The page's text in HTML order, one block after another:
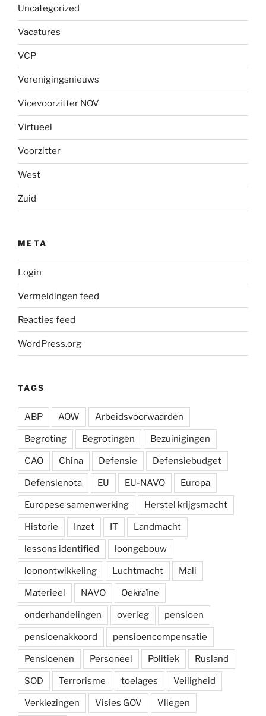
Uncategorized
Vacatures
VCP
Verenigingsnieuws
Vicevoorzitter NOV
Virtueel
Voorzitter
West
Zuid
META
Login
Vermeldingen feed
Reacties feed
WordPress.org
TAGS
ABP AOW Arbeidsvoorwaarden
Begroting Begrotingen Bezuinigingen
CAO China Defensie Defensiebudget
Defensienota EU EU-NAVO Europa
Europese samenwerking Herstel krijgsmacht
Historie Inzet IT Landmacht
lessons identified loongebouw
loonontwikkeling Luchtmacht Mali
Materieel NAVO Oekraïne
onderhandelingen overleg pensioen
pensioenakkoord pensioencompensatie
Pensioenen Personeel Politiek Rusland
SOD Terrorisme toelages Veiligheid
Verkiezingen Visies GOV Vliegen